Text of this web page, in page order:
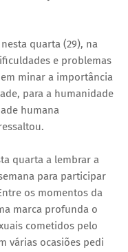
quarta (29), na
e problemas
minar a importância
para a humanidade
humana
quarta a lembrar a
para participar
os momentos da
marca profunda o
cometidos pelo
várias ocasiões pedi